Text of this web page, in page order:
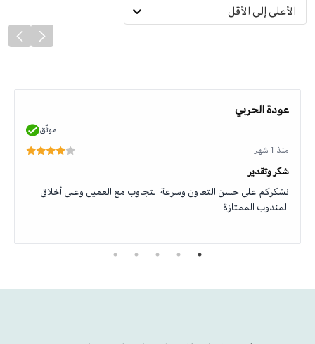
الأعلى إلى الأقل
عودة الحربي
موثّق
منذ 1 شهر
شكر وتقدير
نشكركم على حسن التعاون وسرعة التجاوب مع العميل وعلى أخلاق
المندوب الممتازة